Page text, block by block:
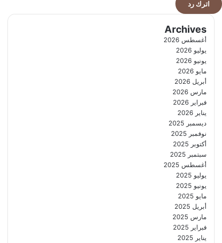
اترك رد
Archives
أغسطس 2026
يوليو 2026
يونيو 2026
مايو 2026
أبريل 2026
مارس 2026
فبراير 2026
يناير 2026
ديسمبر 2025
نوفمبر 2025
أكتوبر 2025
سبتمبر 2025
أغسطس 2025
يوليو 2025
يونيو 2025
مايو 2025
أبريل 2025
مارس 2025
فبراير 2025
يناير 2025